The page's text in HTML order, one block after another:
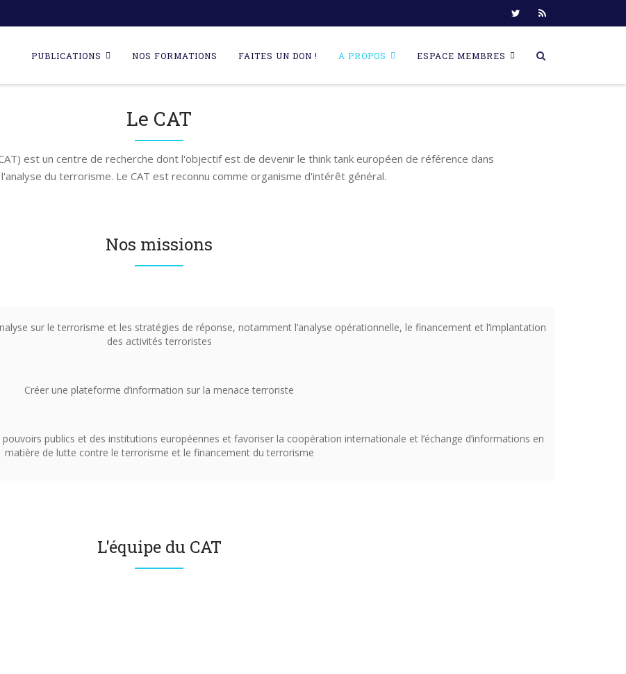
content
PUBLICATIONS NOS FORMATIONS FAITES UN DON ! A PROPOS ESPACE MEMBRES
Le CAT
est un centre de recherche dont l'objectif est de devenir le think tank européen de référence dans
du terrorisme. Le CAT est reconnu comme organisme d'intérêt général.
Nos missions
sur le terrorisme et les stratégies de réponse, notamment l’analyse opérationnelle, le financement et l’implantation
des activités terroristes
Créer une plateforme d’information sur la menace terroriste
publics et des institutions européennes et favoriser la coopération internationale et l’échange d’informations en
matière de lutte contre le terrorisme et le financement du terrorisme
L'équipe du CAT